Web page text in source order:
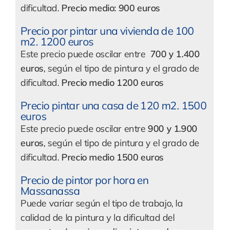
dificultad. Precio medio: 900 euros
Precio por pintar una vivienda de 100
m2. 1200 euros
Este precio puede oscilar entre 700y 1.400
euros, según el tipo de pintura y el grado de
dificultad. Precio medio 1200 euros
Precio pintar una casa de 120 m2. 1500
euros
Este precio puede oscilar entre900 y 1.900
euros, según el tipo de pintura y el grado de
dificultad. Precio medio 1500 euros
Precio de pintor por hora en
Massanassa
Puede variar según el tipo de trabajo, la
calidad de la pintura y la dificultad del